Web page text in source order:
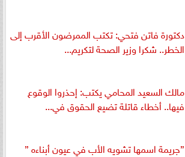
دكتورة فاتن فتحي: تكتب الممرضون الأقرب إلى
الخطر.. شكرا وزير الصحة لتكريم...
مالك السعيد المحامي يكتب: إحذروا الوقوع
فيها.. أخطاء قاتلة تضيع الحقوق في...
”جريمة اسمها تشويه الأب في عيون أبناءه ”